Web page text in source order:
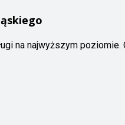
na najwyższym